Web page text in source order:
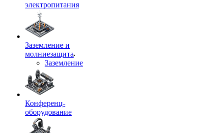
электропитания
Заземление и
молниезащита
Заземление
Конференц-
оборудование